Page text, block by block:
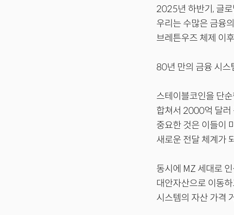
2025년 하반기, 글
우리는 수많은 금융
브레튼우즈 체제 이
80년 만의 금융 시스
스테이블코인을 단
합쳐서 2000억 달러
중요한 것은 이들이
새로운 전달 체계가
동시에 MZ 세대로
대안자산으로 이동
시스템의 자산 가격